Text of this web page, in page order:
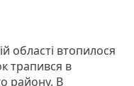
області втопилося
трапився в
району. В